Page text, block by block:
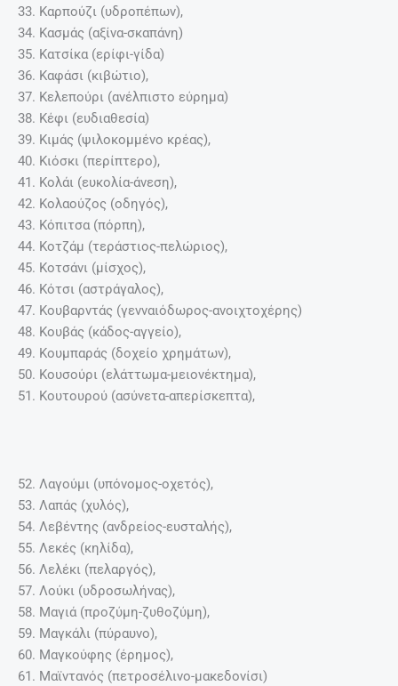
33. Καρπούζι (υδροπέπων),
34. Κασμάς (αξίνα-σκαπάνη)
35. Κατσίκα (ερίφι-γίδα)
36. Καφάσι (κιβώτιο),
37. Κελεπούρι (ανέλπιστο εύρημα)
38. Κέφι (ευδιαθεσία)
39. Κιμάς (ψιλοκομμένο κρέας),
40. Κιόσκι (περίπτερο),
41. Κολάι (ευκολία-άνεση),
42. Κολαούζος (οδηγός),
43. Κόπιτσα (πόρπη),
44. Κοτζάμ (τεράστιος-πελώριος),
45. Κοτσάνι (μίσχος),
46. Κότσι (αστράγαλος),
47. Κουβαρντάς (γενναιόδωρος-ανοιχτοχέρης)
48. Κουβάς (κάδος-αγγείο),
49. Κουμπαράς (δοχείο χρημάτων),
50. Κουσούρι (ελάττωμα-μειονέκτημα),
51. Κουτουρού (ασύνετα-απερίσκεπτα),
52. Λαγούμι (υπόνομος-οχετός),
53. Λαπάς (χυλός),
54. Λεβέντης (ανδρείος-ευσταλής),
55. Λεκές (κηλίδα),
56. Λελέκι (πελαργός),
57. Λούκι (υδροσωλήνας),
58. Μαγιά (προζύμη-ζυθοζύμη),
59. Μαγκάλι (πύραυνο),
60. Μαγκούφης (έρημος),
61. Μαϊντανός (πετροσέλινο-μακεδονίσι)